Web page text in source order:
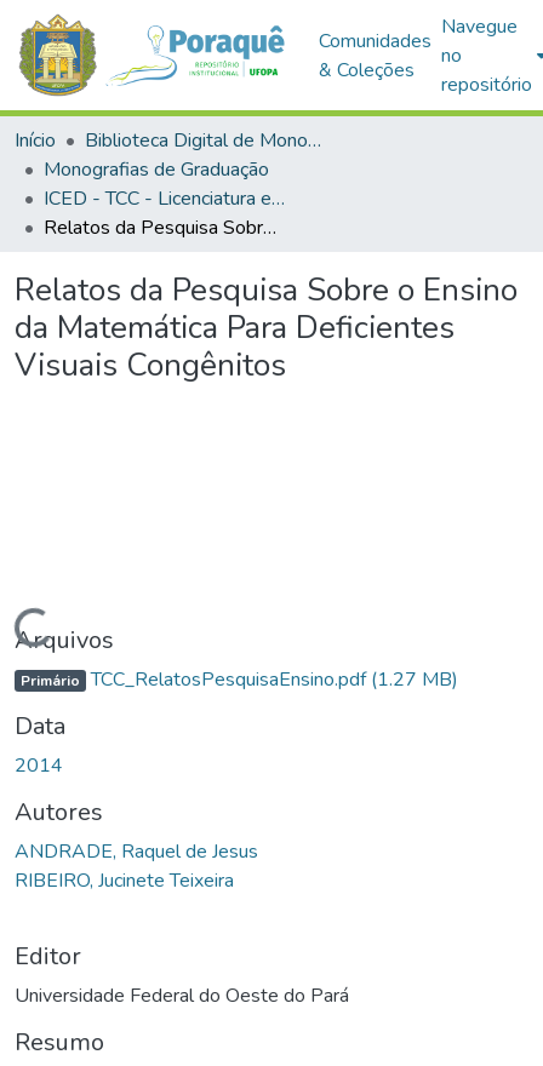
Comunidades
& Coleções
Navegue
no
repositório
Início
Biblioteca Digital de Monografias (BDM)
Monografias de Graduação
ICED - TCC - Licenciatura em Matemática
Relatos da Pesquisa Sobre o Ensino da Matemática Para Deficientes Visuais Congênitos
Relatos da Pesquisa Sobre o Ensino
da Matemática Para Deficientes
Visuais Congênitos
Carregando...
Arquivos
Primário TCC_RelatosPesquisaEnsino.pdf(1.27 MB)
Data
2014
Autores
ANDRADE, Raquel de Jesus
RIBEIRO, Jucinete Teixeira
Editor
Universidade Federal do Oeste do Pará
Resumo